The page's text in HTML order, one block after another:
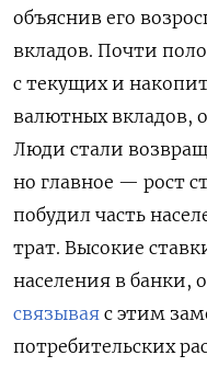
объяснив его
вкладов. Почти
с текущих и
валютных вкладов,
Люди стали
но главное — рост
побудил часть
трат. Высокие
населения в банки,
связывая с этим
потребительских